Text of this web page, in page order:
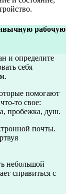
рабочую
и определите
себя
помогают
то свое:
пробежка, душ.
почты.
небольшой
справиться с